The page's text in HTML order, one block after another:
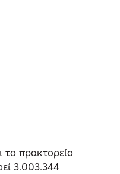
το πρακτορείο
3.003.344